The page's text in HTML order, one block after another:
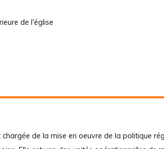
de l'église
de la mise en oeuvre de la politique